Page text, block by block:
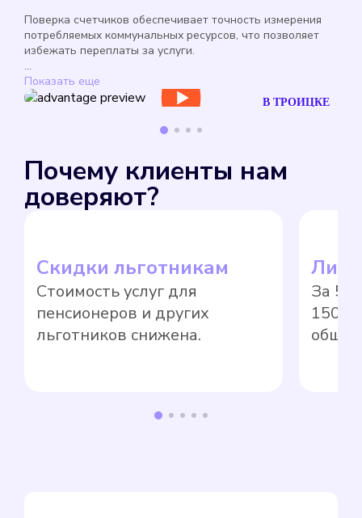
Поверка счетчиков обеспечивает точность измерения
потребляемых коммунальных ресурсов, что позволяет
избежать переплаты за услуги.
...
Показать еще
В ТРОИЦКЕ
Почему клиенты нам
доверяют?
Скидки льготникам
Стоимость услуг для
пенсионеров и других
льготников снижена.
За 5
1500